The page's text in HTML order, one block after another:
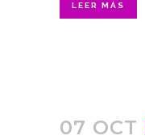
LEER MÁS
07 OCT